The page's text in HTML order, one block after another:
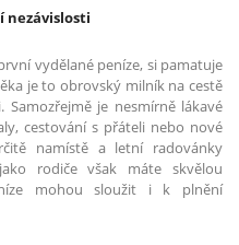
nezávislosti
vydělané peníze, si pamatuje
je to obrovský milník na cestě
je nesmírně lákavé
cestování s přáteli nebo nové
namístě a letní radovánky
rodiče však máte skvělou
mohou sloužit i k plnění